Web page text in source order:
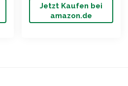
Jetzt Kaufen bei
amazon.de